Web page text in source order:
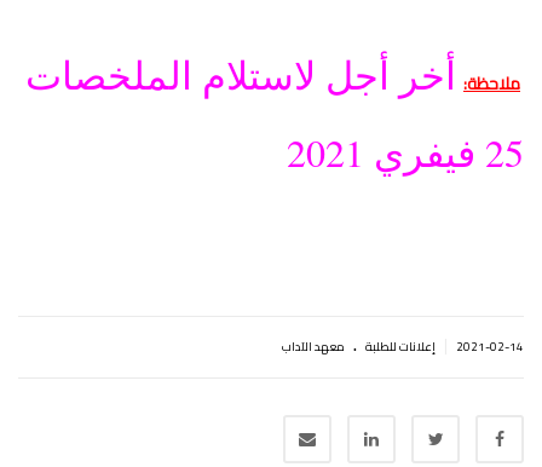
ملاحظة: أخر أجل لاستلام الملخصات
25 فيفري 2021
2021-02-14 إعلانات للطلبة . معهد الآداب